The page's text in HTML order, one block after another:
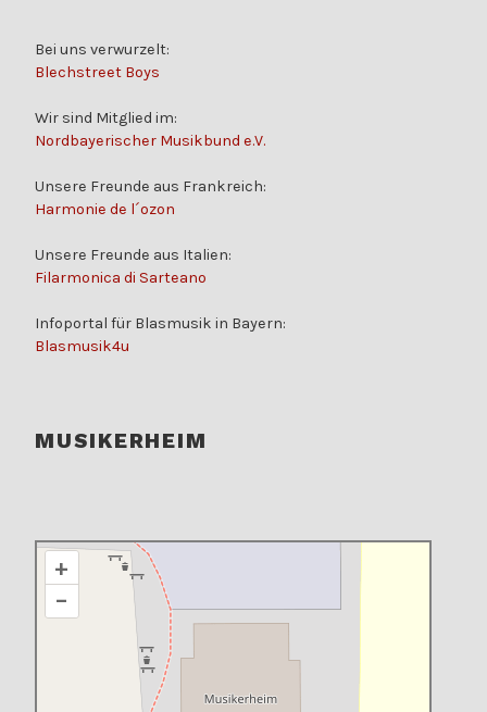
Bei uns verwurzelt:
Blechstreet Boys
Wir sind Mitglied im:
Nordbayerischer Musikbund e.V.
Unsere Freunde aus Frankreich:
Harmonie de l´ozon
Unsere Freunde aus Italien:
Filarmonica di Sarteano
Infoportal für Blasmusik in Bayern:
Blasmusik4u
MUSIKERHEIM
+
–